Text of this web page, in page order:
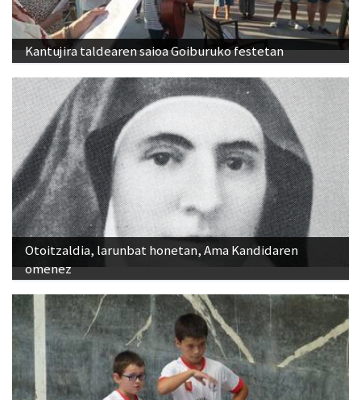
Kantujira taldearen saioa Goiburuko festetan
Otoitzaldia, larunbat honetan, Ama Kandidaren
omenez